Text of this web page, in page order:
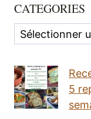
CATEGORIES
Categories
5